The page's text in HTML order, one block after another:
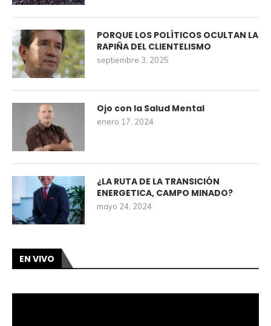
PORQUE LOS POLÍTICOS OCULTAN LA
RAPIÑA DEL CLIENTELISMO
septiembre 3, 2025
Ojo con la Salud Mental
enero 17, 2024
¿LA RUTA DE LA TRANSICIÓN
ENERGETICA, CAMPO MINADO?
mayo 24, 2024
EN VIVO